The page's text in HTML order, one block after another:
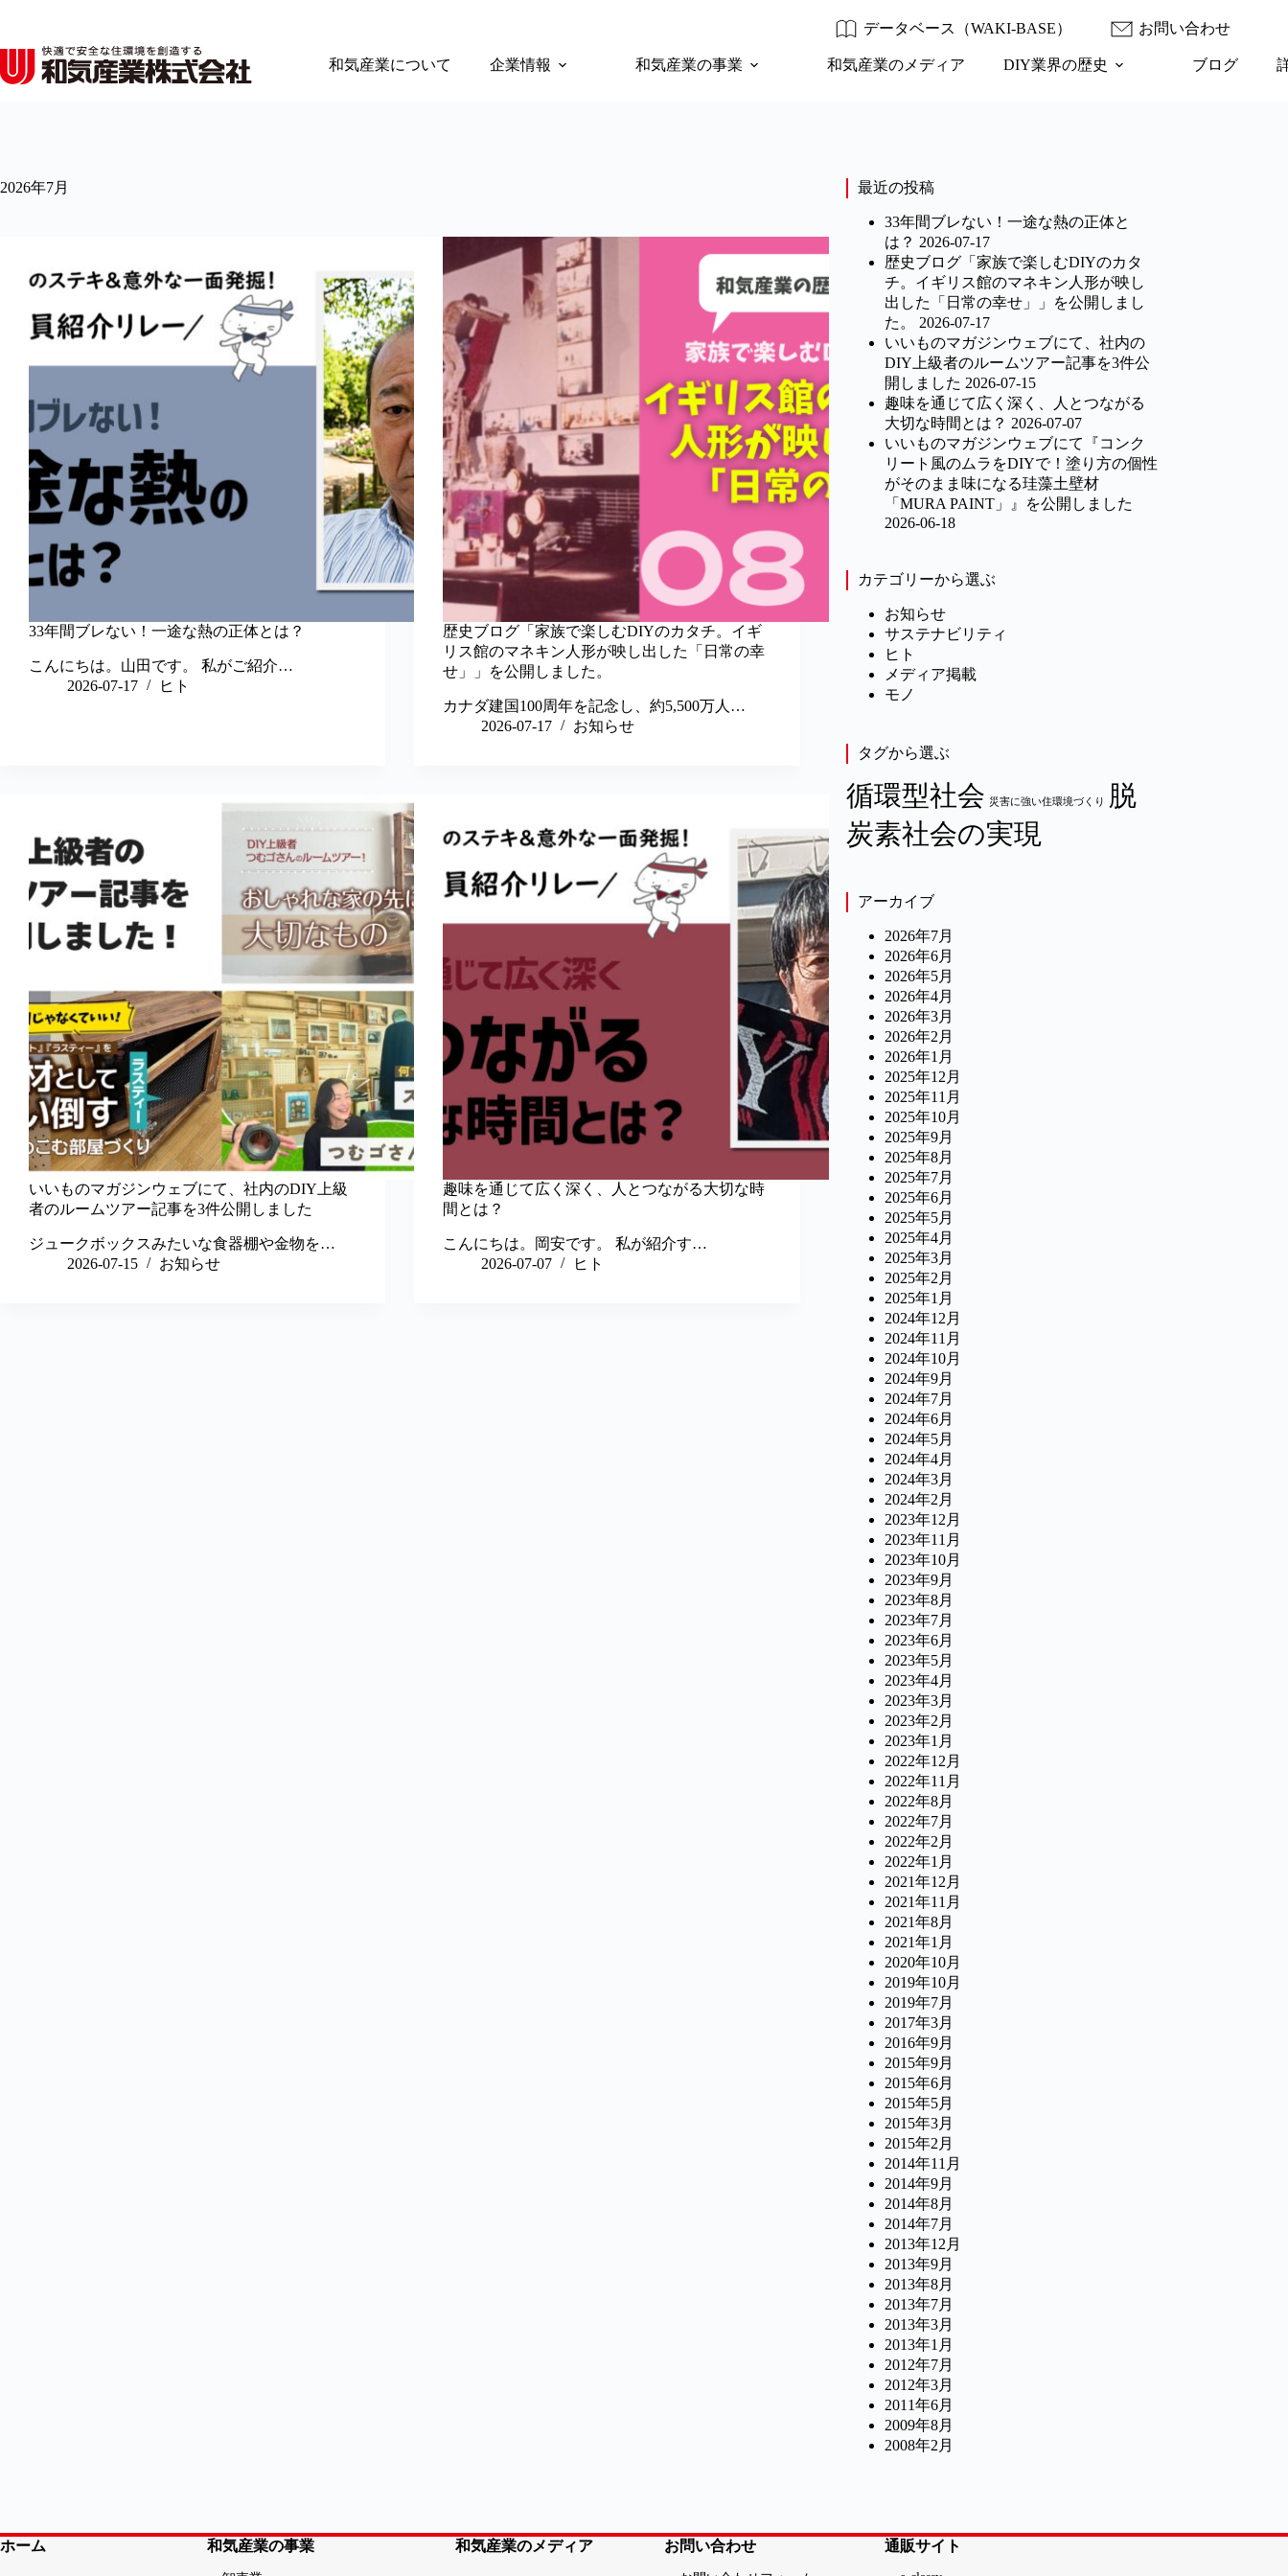
テ
ン
ツ
プ
データベース（WAKI-BASE） お問い合わせ
和気産業について 企業情報 和気産業の事業 和気産業のメディア DIY業界の歴史 ブログ
2026年7月
33年間ブレない！一途な熱の正体とは？
こんにちは。山田です。 私がご紹介…
2026-07-17
ヒト
歴史ブログ「家族で楽しむDIYのカタチ。イギ
リス館のマネキン人形が映し出した「日常の幸
せ」」を公開しました。
カナダ建国100周年を記念し、約5,500万人…
2026-07-17
お知らせ
いいものマガジンウェブにて、社内のDIY上級
者のルームツアー記事を3件公開しました
ジュークボックスみたいな食器棚や金物を…
2026-07-15
お知らせ
趣味を通じて広く深く、人とつながる大切な時
間とは？
こんにちは。岡安です。 私が紹介す…
2026-07-07
ヒト
最近の投稿
33年間ブレない！一途な熱の正体と
は？ 2026-07-17
歴史ブログ「家族で楽しむDIYのカタ
チ。イギリス館のマネキン人形が映し
出した「日常の幸せ」」を公開しまし
た。
2026-07-17
いいものマガジンウェブにて、社内の
DIY上級者のルームツアー記事を3件公
開しました 2026-07-15
趣味を通じて広く深く、人とつながる
大切な時間とは？ 2026-07-07
いいものマガジンウェブにて『コンク
リート風のムラをDIYで！塗り方の個性
がそのまま味になる珪藻土壁材
「MURA PAINT」』を公開しました
2026-06-18
カテゴリーから選ぶ
お知らせ
サステナビリティ
ヒト
メディア掲載
モノ
タグから選ぶ
循環型社会 災害に強い住環境づくり
脱
炭素社会の実現
アーカイブ
2026年7月
2026年6月
2026年5月
2026年4月
2026年3月
2026年2月
2026年1月
2025年12月
2025年11月
2025年10月
2025年9月
2025年8月
2025年7月
2025年6月
2025年5月
2025年4月
2025年3月
2025年2月
2025年1月
2024年12月
2024年11月
2024年10月
2024年9月
2024年7月
2024年6月
2024年5月
2024年4月
2024年3月
2024年2月
2023年12月
2023年11月
2023年10月
2023年9月
2023年8月
2023年7月
2023年6月
2023年5月
2023年4月
2023年3月
2023年2月
2023年1月
2022年12月
2022年11月
2022年8月
2022年7月
2022年2月
2022年1月
2021年12月
2021年11月
2021年8月
2021年1月
2020年10月
2019年10月
2019年7月
2017年3月
2016年9月
2015年9月
2015年6月
2015年5月
2015年3月
2015年2月
2014年11月
2014年9月
2014年8月
2014年7月
2013年12月
2013年9月
2013年8月
2013年7月
2013年3月
2013年1月
2012年7月
2012年3月
2011年6月
2009年8月
2008年2月
ホーム 和気産業の事業 和気産業のメディア お問い合わせ 通販サイト